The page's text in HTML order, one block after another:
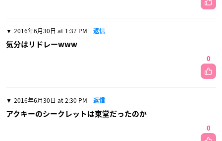
2016年6月30日 at 1:37 PM 返信
気分はリドレーwww
0
2016年6月30日 at 2:30 PM 返信
アクキーのシークレットは東堂だったのか
0